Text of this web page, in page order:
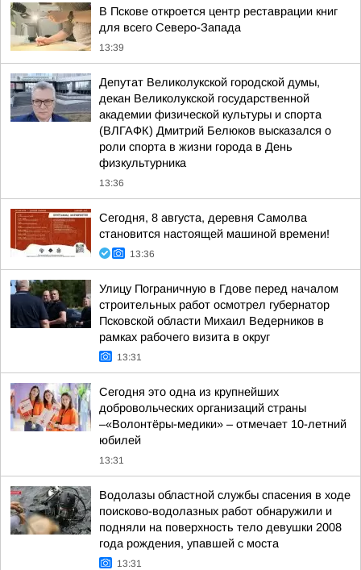
В Пскове откроется центр реставрации книг
для всего Северо-Запада
13:39
Депутат Великолукской городской думы,
декан Великолукской государственной
академии физической культуры и спорта
(ВЛГАФК) Дмитрий Белюков высказался о
роли спорта в жизни города в День
физкультурника
13:36
Сегодня, 8 августа, деревня Самолва
становится настоящей машиной времени!
13:36
Улицу Пограничную в Гдове перед началом
строительных работ осмотрел губернатор
Псковской области Михаил Ведерников в
рамках рабочего визита в округ
13:31
Сегодня это одна из крупнейших
добровольческих организаций страны
–«Волонтёры-медики» – отмечает 10-летний
юбилей
13:31
Водолазы областной службы спасения в ходе
поисково-водолазных работ обнаружили и
подняли на поверхность тело девушки 2008
года рождения, упавшей с моста
13:31